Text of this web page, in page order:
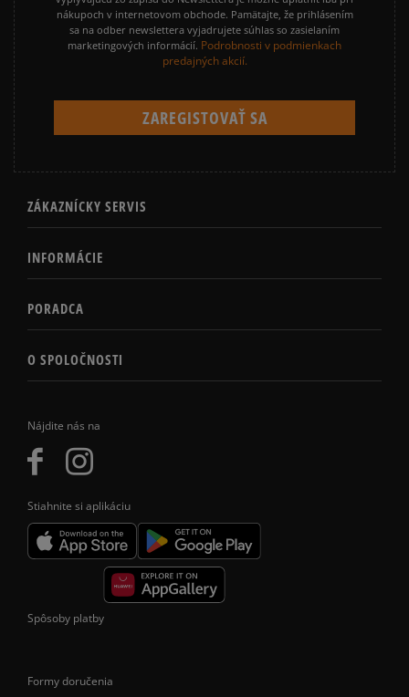
Nájdite nás na
Stiahnite si aplikáciu
nákupoch v internetovom obchode. Pamätajte, že prihlásením
sa na odber newslettera vyjadrujete súhlas so zasielaním
marketingových informácií. Podrobnosti v podmienkach
predajných akcií.
ZÁKAZNÍCKY SERVIS
INFORMÁCIE
PORADCA
O SPOLOČNOSTI
Spôsoby platby
Formy doručenia